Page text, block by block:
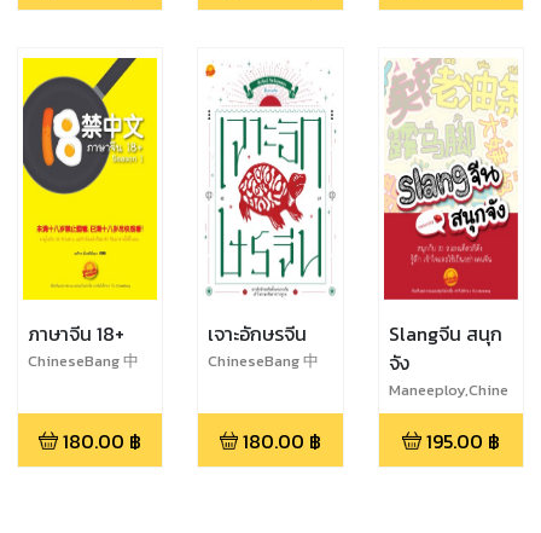
ภาษาจีน 18+
ChineseBang 中
180.00 ฿
เจาะอักษรจีน
ChineseBang 中
180.00 ฿
Slangจีน สนุก
จัง
Maneeploy,Chine
seBang 中文棒
195.00 ฿